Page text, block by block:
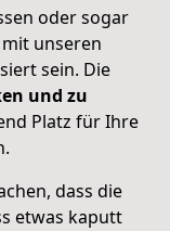
oder sogar
unseren
sein. Die
und zu
Platz für Ihre
dass die
etwas kaputt